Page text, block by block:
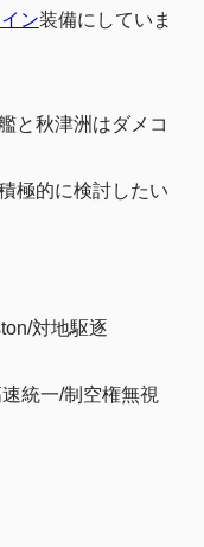
ン装備にしていま
と秋津洲はダメコ
極的に検討したい
対地駆逐
統一/制空権無視